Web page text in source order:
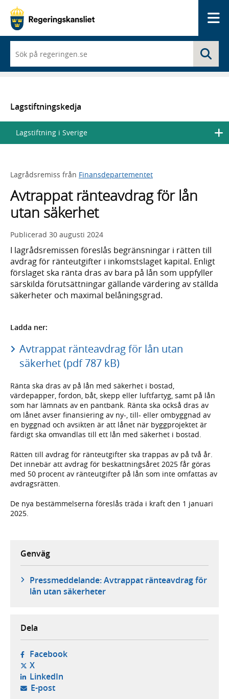
du
börjar
skriva
en
lista
med
sökförslag
Lagstiftningskedja
Lagstiftning i Sverige
Lagrådsremiss från Finansdepartementet
Avtrappat ränteavdrag för lån
utan säkerhet
Publicerad 30 augusti 2024
I lagrådsremissen föreslås begränsningar i rätten till
avdrag för ränteutgifter i inkomstslaget kapital. Enligt
förslaget ska ränta dras av bara på lån som uppfyller
särskilda förutsättningar gällande värdering av ställda
säkerheter och maximal belåningsgrad.
Ladda ner:
Avtrappat ränteavdrag för lån utan
säkerhet (pdf 787 kB)
Ränta ska dras av på lån med säkerhet i bostad,
värdepapper, fordon, båt, skepp eller luftfartyg, samt på lån
som har lämnats av en pantbank. Ränta ska också dras av
om lånet avser finansiering av ny-, till- eller ombyggnad av
en byggnad och avsikten är att lånet när byggprojektet är
färdigt ska omvandlas till ett lån med säkerhet i bostad.
Rätten till avdrag för ränteutgifter ska trappas av på två år.
Det innebär att avdrag för beskattningsåret 2025 får göras
med 50 procent av ränteutgifter på lån som inte omfattas av
avdragsrätten.
De nya bestämmelserna föreslås träda i kraft den 1 januari
2025.
Genväg
Pressmeddelande: Avtrappat ränteavdrag för
lån utan säkerheter
Dela
Facebook- öppnas i ny flik, extern webbplats,
X- öppnas i ny flik, extern webbplats,
LinkedIn- öppnas i ny flik, extern webbplats,
E-post- öppnar din e-postklient,